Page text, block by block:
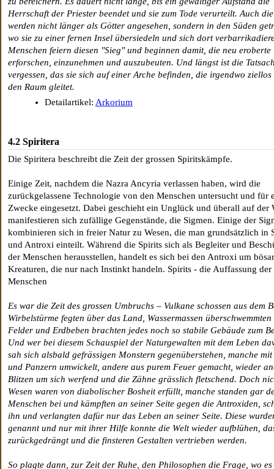
Herrschaft der Priester beendet und sie zum Tode verurteilt. Auch
werden nicht länger als Götter angesehen, sondern in den Süden
wo sie zu einer fernen Insel übersiedeln und sich dort
Menschen feiern diesen "Sieg" und beginnen damit, die neu eroberte
erforschen, einzunehmen und auszubeuten. Und längst ist die
vergessen, das sie sich auf einer Arche befinden, die irgendwo
den Raum gleitet.
Detailartikel: Arkorium
4.2 Spiritera
Die Spiritera beschreibt die Zeit der grossen Spiritskämpfe.
Einige Zeit, nachdem die Nazra Ancyria verlassen haben, wird die
zurückgelassene Technologie von den Menschen untersucht und für
Zwecke eingesetzt. Dabei geschieht ein Unglück und überall auf der
manifestieren sich zufällige Gegenstände, die Sigmen. Einige der
kombinieren sich in freier Natur zu Wesen, die man grundsätzlich in
und Antroxi einteilt. Während die Spirits sich als Begleiter und
der Menschen herausstellen, handelt es sich bei den Antroxi um
Kreaturen, die nur nach Instinkt handeln. Spirits - die Auffassung der
Menschen
Es war die Zeit des grossen Umbruchs – Vulkane schossen aus dem
Wirbelstürme fegten über das Land, Wassermassen überschwemmten
Felder und Erdbeben brachten jedes noch so stabile Gebäude zum
Und wer bei diesem Schauspiel der Naturgewalten mit dem Leben
sah sich alsbald gefrässigen Monstern gegenüberstehen, manche
und Panzern umwickelt, andere aus purem Feuer gemacht, wieder
Blitzen um sich werfend und die Zähne grässlich fletschend. Doch
Wesen waren von diabolischer Bosheit erfüllt, manche standen gar
Menschen bei und kämpften an seiner Seite gegen die Antroxiden,
ihn und verlangten dafür nur das Leben an seiner Seite. Diese
genannt und nur mit ihrer Hilfe konnte die Welt wieder aufblühen,
zurückgedrängt und die finsteren Gestalten vertrieben werden.
So plagte dann, zur Zeit der Ruhe, den Philosophen die Frage, wo es